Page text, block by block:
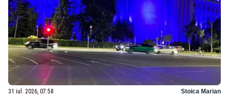
31 iul. 2026, 07:58 Stoica Marian